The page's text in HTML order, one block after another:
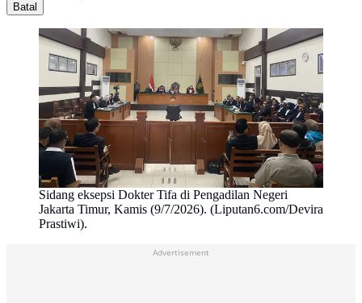
Batal
Sidang eksepsi Dokter Tifa di Pengadilan Negeri
Jakarta Timur, Kamis (9/7/2026). (Liputan6.com/Devira
Prastiwi).
Advertisement